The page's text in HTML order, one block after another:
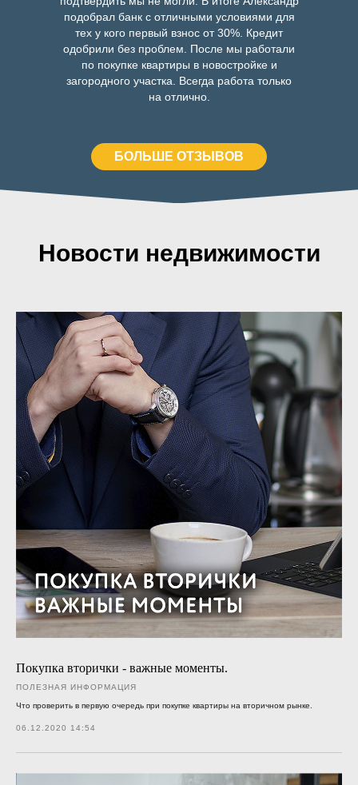
подобрал банк с отличными условиями для
тех у кого первый взнос от 30%. Кредит
одобрили без проблем. После мы работали
по покупке квартиры в новостройке и
загородного участка. Всегда работа только
на отлично.
БОЛЬШЕ ОТЗЫВОВ
Новости недвижимости
Покупка вторички - важные моменты.
ПОЛЕЗНАЯ ИНФОРМАЦИЯ
Что проверить в первую очередь при покупке квартиры на вторичном рынке.
06.12.2020 14:54